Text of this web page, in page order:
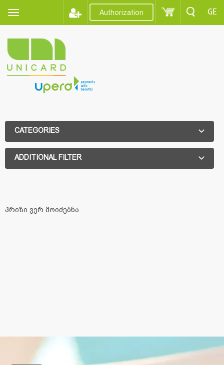
Authorization GE
CATEGORIES
ADDITIONAL FILTER
პრიზი ვერ მოიძებნა